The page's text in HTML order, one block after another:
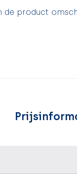
product